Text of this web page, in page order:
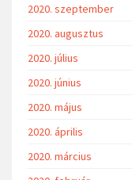
2020. szeptember
2020. augusztus
2020. július
2020. június
2020. május
2020. április
2020. március